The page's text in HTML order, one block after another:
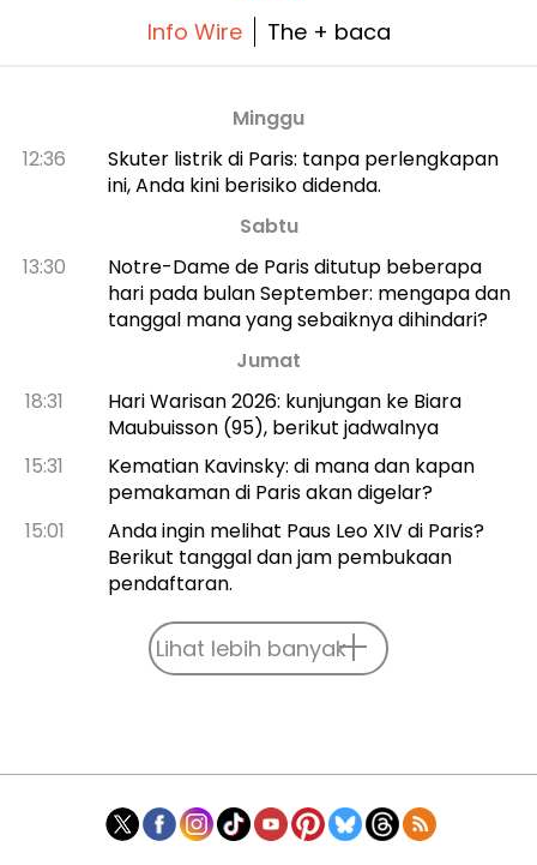
Info Wire The + baca
Minggu
12:36
Skuter listrik di Paris: tanpa perlengkapan
ini, Anda kini berisiko didenda.
Sabtu
13:30
Notre-Dame de Paris ditutup beberapa
hari pada bulan September: mengapa dan
tanggal mana yang sebaiknya dihindari?
Jumat
18:31
Hari Warisan 2026: kunjungan ke Biara
Maubuisson (95), berikut jadwalnya
15:31
Kematian Kavinsky: di mana dan kapan
pemakaman di Paris akan digelar?
15:01
Anda ingin melihat Paus Leo XIV di Paris?
Berikut tanggal dan jam pembukaan
pendaftaran.
Lihat lebih banyak